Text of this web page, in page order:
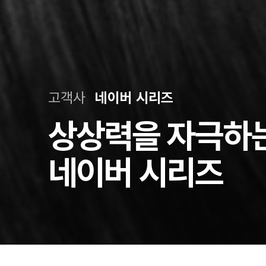
고객사 네이버 시리즈
상상력을 자극하
네이버 시리즈